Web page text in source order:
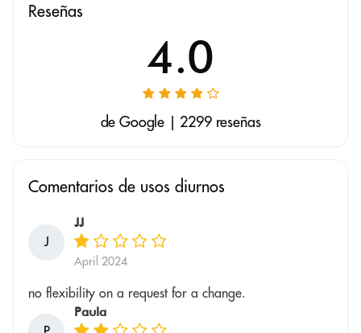
Reseñas
4.0
de Google | 2299 reseñas
Comentarios de usos diurnos
J
JJ
April 2024
no flexibility on a request for a change.
Paula